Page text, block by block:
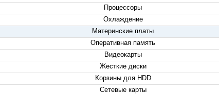
Процессоры
Охлаждение
Материнские платы
Оперативная память
Видеокарты
Жесткие диски
Корзины для HDD
Сетевые карты